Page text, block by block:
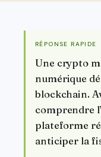
RÉPONSE RAPIDE
Une crypto
numérique
blockchain.
comprendre
plateforme
anticiper la